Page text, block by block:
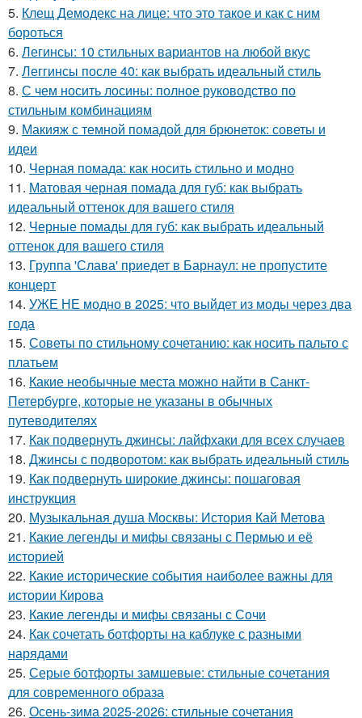
5. Клещ Демодекс на лице: что это такое и как с ним
бороться
6. Легинсы: 10 стильных вариантов на любой вкус
7. Леггинсы после 40: как выбрать идеальный стиль
8. С чем носить лосины: полное руководство по
стильным комбинациям
9. Макияж с темной помадой для брюнеток: советы и
идеи
10. Черная помада: как носить стильно и модно
11. Матовая черная помада для губ: как выбрать
идеальный оттенок для вашего стиля
12. Черные помады для губ: как выбрать идеальный
оттенок для вашего стиля
13. Группа 'Слава' приедет в Барнаул: не пропустите
концерт
14. УЖЕ НЕ модно в 2025: что выйдет из моды через два
года
15. Советы по стильному сочетанию: как носить пальто с
платьем
16. Какие необычные места можно найти в Санкт-
Петербурге, которые не указаны в обычных
путеводителях
17. Как подвернуть джинсы: лайфхаки для всех случаев
18. Джинсы с подворотом: как выбрать идеальный стиль
19. Как подвернуть широкие джинсы: пошаговая
инструкция
20. Музыкальная душа Москвы: История Кай Метова
21. Какие легенды и мифы связаны с Пермью и её
историей
22. Какие исторические события наиболее важны для
истории Кирова
23. Какие легенды и мифы связаны с Сочи
24. Как сочетать ботфорты на каблуке с разными
нарядами
25. Серые ботфорты замшевые: стильные сочетания
для современного образа
26. Осень-зима 2025-2026: стильные сочетания